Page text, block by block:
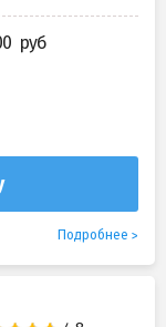
Подробнее